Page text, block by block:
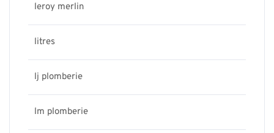
leroy merlin
litres
lj plomberie
lm plomberie